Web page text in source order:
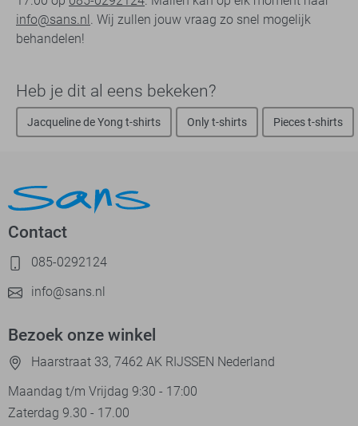
info@sans.nl. Wij zullen jouw vraag zo snel mogelijk
behandelen!
Heb je dit al eens bekeken?
Jacqueline de Yong t-shirts Only t-shirts Pieces t-shirts
Contact
085-0292124
info@sans.nl
Bezoek onze winkel
Haarstraat 33, 7462 AK RIJSSEN Nederland
Maandag t/m Vrijdag 9:30 - 17:00
Zaterdag 9.30 - 17.00